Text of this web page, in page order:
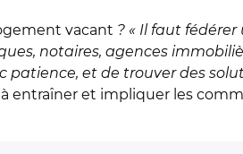
vacant ? « Il faut
notaires, agences
patience, et de trouver des
entraîner et impliquer les